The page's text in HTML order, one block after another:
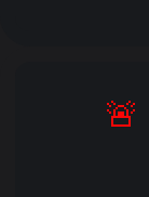
🚨